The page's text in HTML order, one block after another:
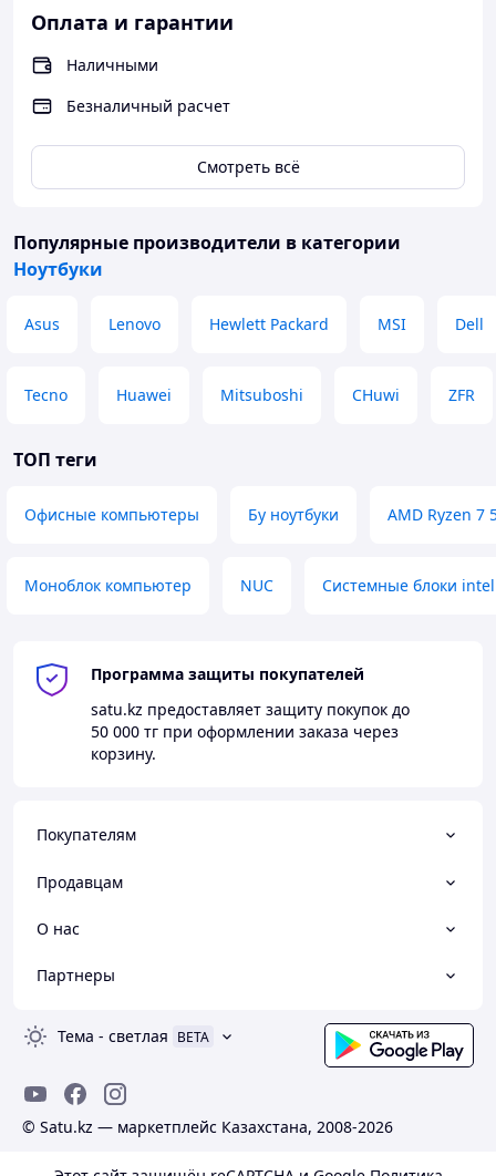
Оплата и гарантии
Наличными
Безналичный расчет
Смотреть всё
Популярные производители в категории
Ноутбуки
Asus Lenovo Hewlett Packard MSI Dell
Tecno Huawei Mitsuboshi CHuwi ZFR
ТОП теги
Офисные компьютеры Бу ноутбуки AMD Ryzen 7
Моноблок компьютер NUC Системные блоки
Программа защиты покупателей
satu.kz предоставляет защиту покупок до
50 000 тг при оформлении заказа через
корзину.
Покупателям
Продавцам
О нас
Партнеры
Тема - светлая BETA
© Satu.kz — маркетплейс Казахстана, 2008-2026